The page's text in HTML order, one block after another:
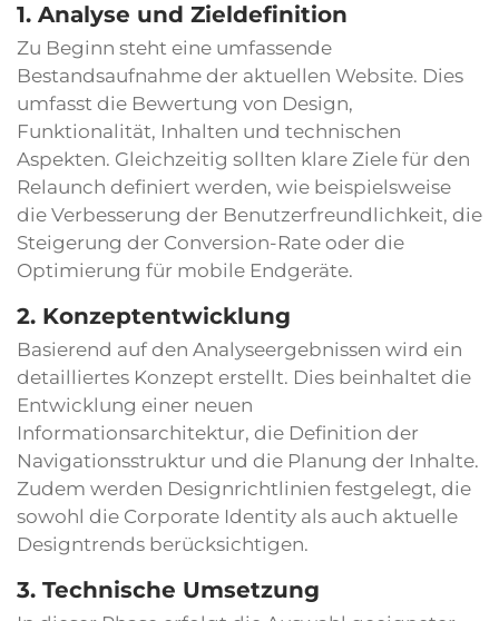
1. Analyse und Zieldefinition
Zu Beginn steht eine umfassende
Bestandsaufnahme der aktuellen Website. Dies
umfasst die Bewertung von Design,
Funktionalität, Inhalten und technischen
Aspekten. Gleichzeitig sollten klare Ziele für den
Relaunch definiert werden, wie beispielsweise
die Verbesserung der Benutzerfreundlichkeit, die
Steigerung der Conversion-Rate oder die
Optimierung für mobile Endgeräte.
2. Konzeptentwicklung
Basierend auf den Analyseergebnissen wird ein
detailliertes Konzept erstellt. Dies beinhaltet die
Entwicklung einer neuen
Informationsarchitektur, die Definition der
Navigationsstruktur und die Planung der Inhalte.
Zudem werden Designrichtlinien festgelegt, die
sowohl die Corporate Identity als auch aktuelle
Designtrends berücksichtigen.
3. Technische Umsetzung